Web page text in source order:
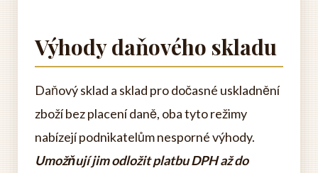
Výhody daňového skladu
Daňový sklad a sklad pro dočasné uskladnění
zboží bez placení daně, oba tyto režimy
nabízejí podnikatelům nesporné výhody.
Umožňují jim odložit platbu DPH až do